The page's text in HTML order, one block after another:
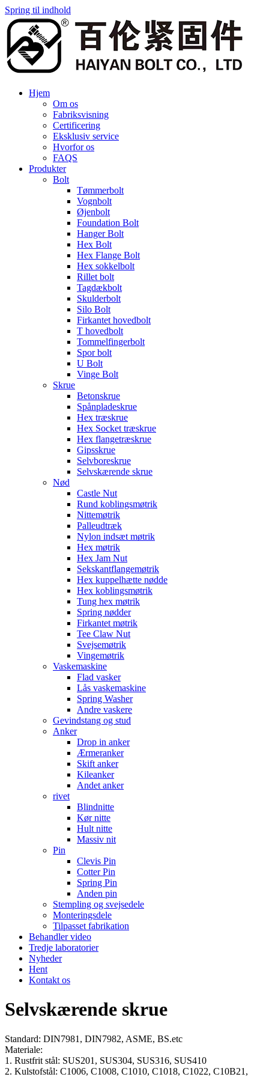
Spring til indhold
Hjem
Om os
Fabriksvisning
Certificering
Eksklusiv service
Hvorfor os
FAQS
Produkter
Bolt
Tømmerbolt
Vognbolt
Øjenbolt
Foundation Bolt
Hanger Bolt
Hex Bolt
Hex Flange Bolt
Hex sokkelbolt
Rillet bolt
Tagdækbolt
Skulderbolt
Silo Bolt
Firkantet hovedbolt
T hovedbolt
Tommelfingerbolt
Spor bolt
U Bolt
Vinge Bolt
Skrue
Betonskrue
Spånpladeskrue
Hex træskrue
Hex Socket træskrue
Hex flangetræskrue
Gipsskrue
Selvboreskrue
Selvskærende skrue
Nød
Castle Nut
Rund koblingsmøtrik
Nittemøtrik
Palleudtræk
Nylon indsæt møtrik
Hex møtrik
Hex Jam Nut
Sekskantflangemøtrik
Hex kuppelhætte nødde
Hex koblingsmøtrik
Tung hex møtrik
Spring nødder
Firkantet møtrik
Tee Claw Nut
Svejsemøtrik
Vingemøtrik
Vaskemaskine
Flad vasker
Lås vaskemaskine
Spring Washer
Andre vaskere
Gevindstang og stud
Anker
Drop in anker
Ærmeranker
Skift anker
Kileanker
Andet anker
rivet
Blindnitte
Kør nitte
Hult nitte
Massiv nit
Pin
Clevis Pin
Cotter Pin
Spring Pin
Anden pin
Stempling og svejsedele
Monteringsdele
Tilpasset fabrikation
Behandler video
Tredje laboratorier
Nyheder
Hent
Kontakt os
Selvskærende skrue
Standard: DIN7981, DIN7982, ASME, BS.etc
Materiale:
1. Rustfrit stål: SUS201, SUS304, SUS316, SUS410
2. Kulstofstål: C1006, C1008, C1010, C1018, C1022, C10B21,